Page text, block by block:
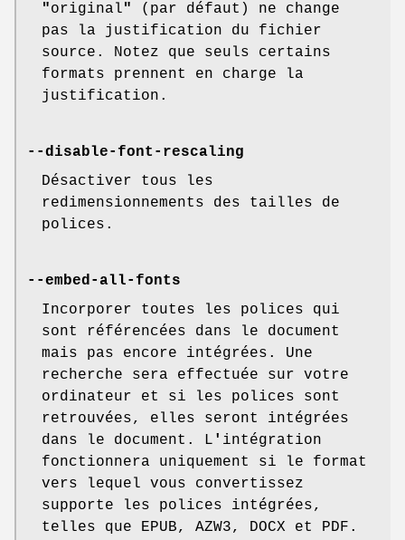
"original"
(par défaut) ne change
pas la justification du fichier
source. Notez que seuls certains
formats prennent en charge la
justification.
--disable-font-rescaling
Désactiver tous les
redimensionnements des tailles de
polices.
--embed-all-fonts
Incorporer toutes les polices qui
sont référencées dans le document
mais pas encore intégrées. Une
recherche sera effectuée sur votre
ordinateur et si les polices sont
retrouvées, elles seront intégrées
dans le document. L ' intégration
fonctionnera uniquement si le format
vers lequel vous convertissez
supporte les polices intégrées,
telles que EPUB, AZW3, DOCX et PDF.